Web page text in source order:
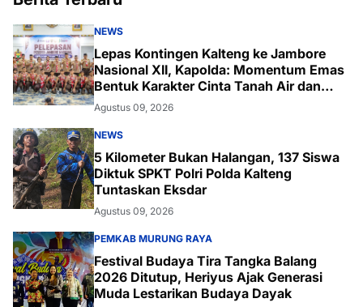
NEWS
Lepas Kontingen Kalteng ke Jambore
Nasional XII, Kapolda: Momentum Emas
Bentuk Karakter Cinta Tanah Air dan
Lingkungan
Agustus 09, 2026
NEWS
5 Kilometer Bukan Halangan, 137 Siswa
Diktuk SPKT Polri Polda Kalteng
Tuntaskan Eksdar
Agustus 09, 2026
PEMKAB MURUNG RAYA
Festival Budaya Tira Tangka Balang
2026 Ditutup, Heriyus Ajak Generasi
Muda Lestarikan Budaya Dayak